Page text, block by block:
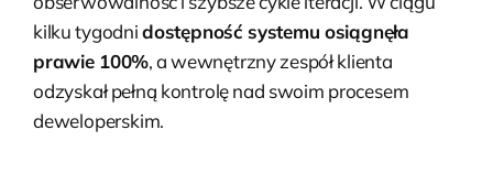
kilku tygodnidostępność systemu osiągnęła
prawie 100%, a wewnętrzny zespół klienta
odzyskał pełną kontrolę nad swoim procesem
deweloperskim.